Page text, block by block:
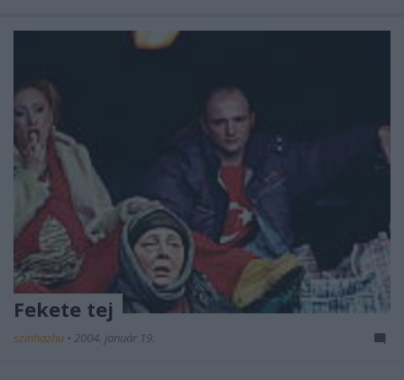
Fekete tej
szinhazhu • 2004. január 19.